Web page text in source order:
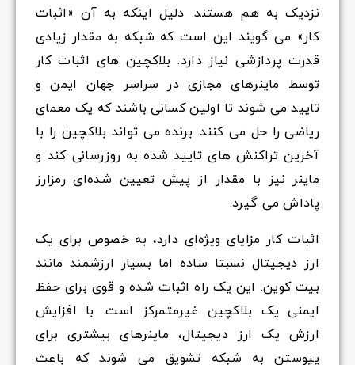
نزدیک به هم هستند. دلیل اینکه به آن «اثبات
کار» می گویند این است که شبکه به مقدار زیادی
قدرت پردازشی نیاز دارد. بلاکچین های اثبات کار
توسط ماینرهای مجازی در سراسر جهان ایمن و
تایید می شوند تا اولین کسانی باشند که یک معمای
ریاضی را حل می کنند. برنده می تواند بلاکچین را با
آخرین تراکنش های تایید شده به روزرسانی کند و
ماینر نیز با مقدار از پیش تعیین شده‌ای رمزارز
پاداش می گیرد.
اثبات کار مزایای ویژه‌ای دارد، به خصوص برای یک
ارز دیجیتال نسبتا ساده اما بسیار ارزشمند مانند
بیت کوین. این یک راه اثبات شده و قوی برای حفظ
ایمنی یک بلاکچین غیرمتمرکز است. با افزایش
ارزش یک ارز دیجیتال، ماینرهای بیشتری برای
پیوستن به شبکه تشویق می شوند که باعث